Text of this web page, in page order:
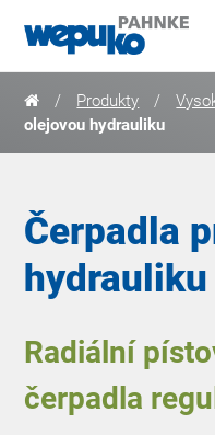
/ Produkty /
olejovou hydrauliku
Čerpadla
hydrauliku
Radiální
čerpadla